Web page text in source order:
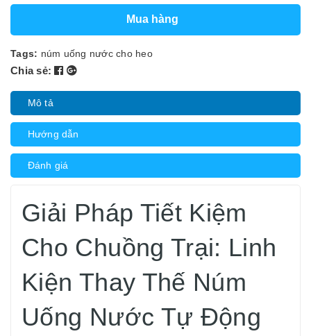
Mua hàng
Tags: núm uống nước cho heo
Chia sẻ:
Mô tả
Hướng dẫn
Đánh giá
Giải Pháp Tiết Kiệm
Cho Chuồng Trại: Linh
Kiện Thay Thế Núm
Uống Nước Tự Động